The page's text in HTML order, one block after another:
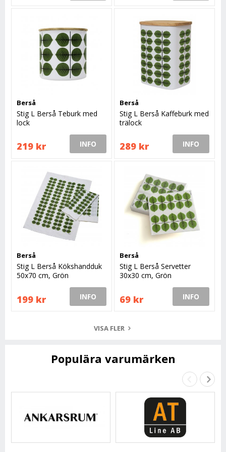
Berså
Stig L Berså Teburk med
lock
219 kr INFO
Berså
Stig L Berså Kaffeburk med
trälock
289 kr INFO
Berså
Stig L Berså Kökshandduk
50x70 cm, Grön
199 kr INFO
Berså
Stig L Berså Servetter
30x30 cm, Grön
69 kr INFO
VISA FLER
Populära varumärken